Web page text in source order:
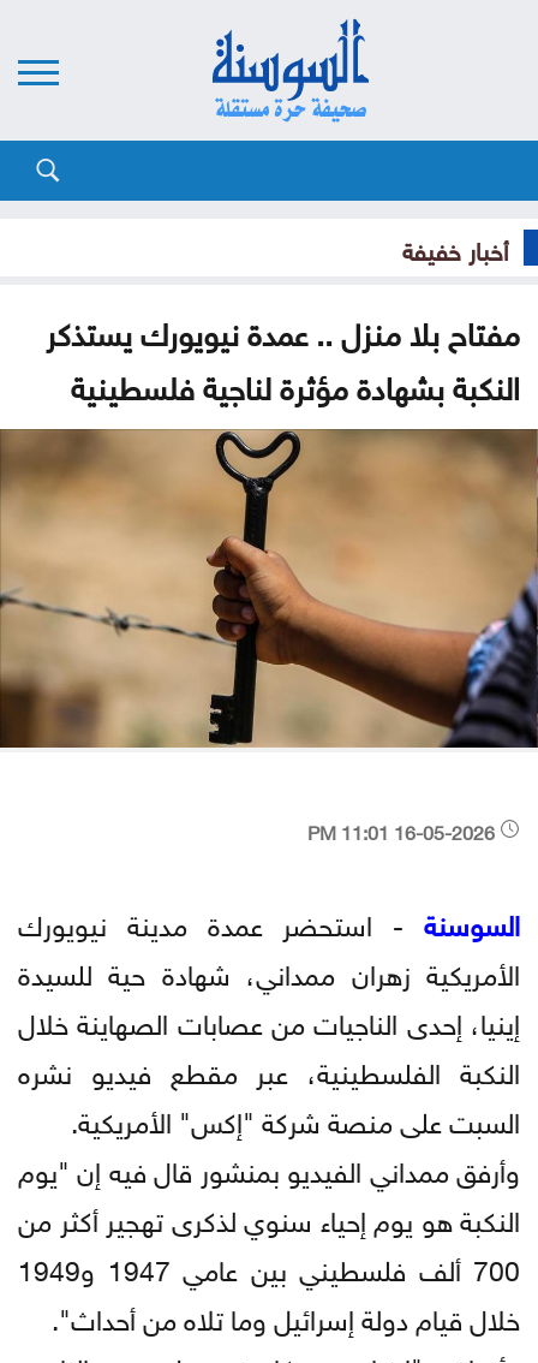
أخبار خفيفة
مفتاح بلا منزل .. عمدة نيويورك يستذكر
النكبة بشهادة مؤثرة لناجية فلسطينية
السوسنة - استحضر عمدة مدينة نيويورك
الأمريكية زهران ممداني، شهادة حية للسيدة
إينيا، إحدى الناجيات من عصابات الصهاينة خلال
النكبة الفلسطينية، عبر مقطع فيديو نشره
السبت على منصة شركة "إكس" الأمريكية.
وأرفق ممداني الفيديو بمنشور قال فيه إن "يوم
النكبة هو يوم إحياء سنوي لذكرى تهجير أكثر من
700 ألف فلسطيني بين عامي 1947 و1949
خلال قيام دولة إسرائيل وما تلاه من أحداث".